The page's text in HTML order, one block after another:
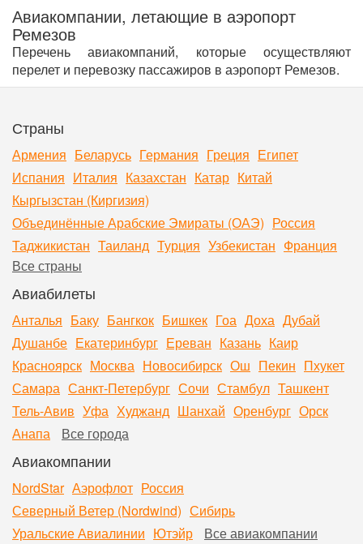
Авиакомпании, летающие в аэропорт
Ремезов
Перечень авиакомпаний, которые осуществляют
перелет и перевозку пассажиров в аэропорт Ремезов.
Страны
Армения Беларусь Германия Греция Египет
Испания Италия Казахстан Катар Китай
Кыргызстан (Киргизия)
Объединённые Арабские Эмираты (ОАЭ) Россия
Таджикистан Таиланд Турция Узбекистан Франция
Все страны
Авиабилеты
Анталья Баку Бангкок Бишкек Гоа Доха Дубай
Душанбе Екатеринбург Ереван Казань Каир
Красноярск Москва Новосибирск Ош Пекин Пхукет
Самара Санкт-Петербург Сочи Стамбул Ташкент
Тель-Авив Уфа Худжанд Шанхай Оренбург Орск
Анапа
Все города
Авиакомпании
NordStar Аэрофлот Россия
Северный Ветер (Nordwind) Сибирь
Уральские Авиалинии Ютэйр Все авиакомпании